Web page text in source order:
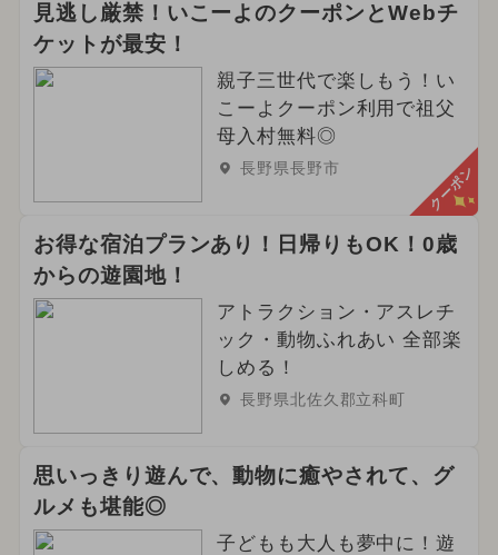
見逃し厳禁！いこーよのクーポンとWebチ
ケットが最安！
親子三世代で楽しもう！い
こーよクーポン利用で祖父
母入村無料◎
長野県長野市 クーポン
お得な宿泊プランあり！日帰りもOK！0歳
からの遊園地！
アトラクション・アスレチ
ック・動物ふれあい 全部楽
しめる！
長野県北佐久郡立科町
思いっきり遊んで、動物に癒やされて、グ
ルメも堪能◎
子どもも大人も夢中に！遊